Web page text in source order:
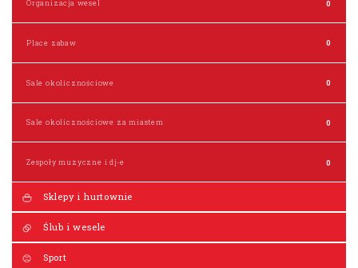
Organizacja wesel 0
Place zabaw 0
Sale okolicznościowe 0
Sale okolicznościowe za miastem 0
Zespoły muzyczne i dj-e 0
Sklepy i hurtownie
Ślub i wesele
Sport